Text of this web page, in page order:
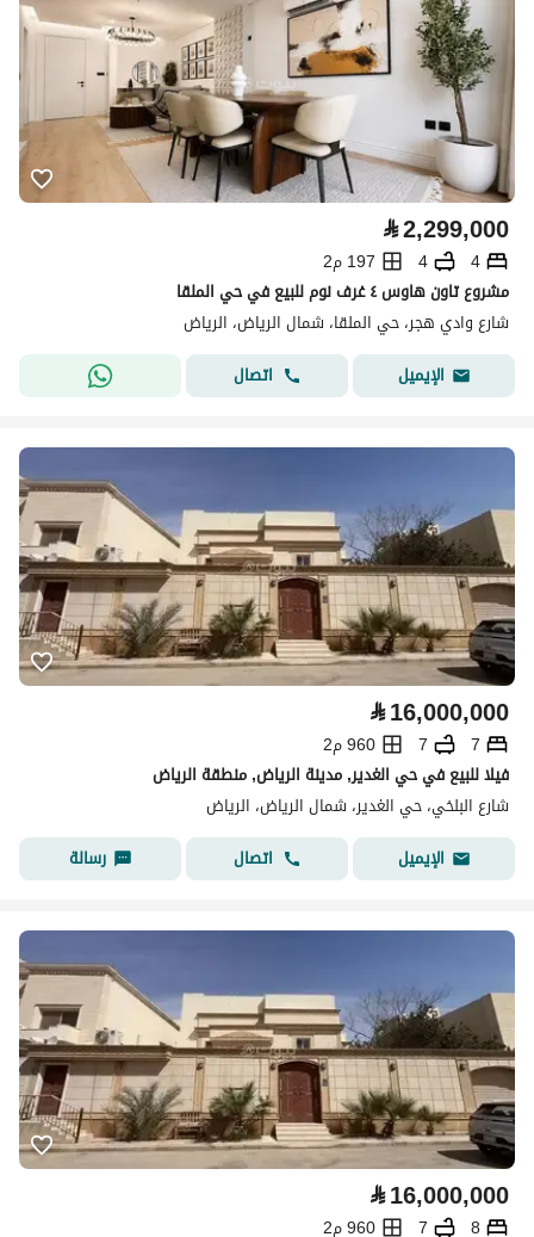
⃁2,299,000
4
4
197 م2
مشروع تاون هاوس ٤ غرف نوم للبيع في حي الملقا
شارع وادي هجر، حي الملقا، شمال الرياض، الرياض
الإيميل
اتصال
⃁16,000,000
7
7
960 م2
فيلا للبيع في حي الغدير, مدينة الرياض, منطقة الرياض
شارع البلخي، حي الغدير، شمال الرياض، الرياض
الإيميل
اتصال رسالة
⃁16,000,000
8
7
960 م2